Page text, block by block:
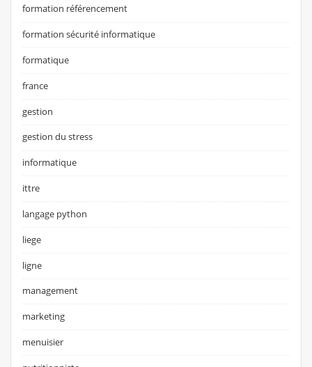
formation référencement
formation sécurité informatique
formatique
france
gestion
gestion du stress
informatique
ittre
langage python
liege
ligne
management
marketing
menuisier